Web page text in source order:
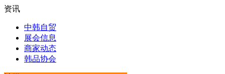
资讯
中韩自贸
展会信息
商家动态
韩品协会